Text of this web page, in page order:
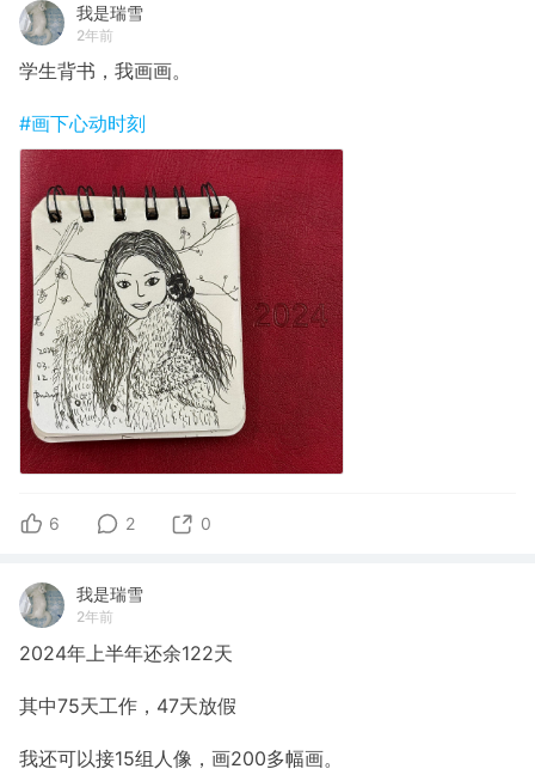
我是瑞雪
2年前
学生背书，我画画。
#画下心动时刻
6 2 0
我是瑞雪
2年前
2024年上半年还余122天
其中75天工作，47天放假
我还可以接15组人像，画200多幅画。